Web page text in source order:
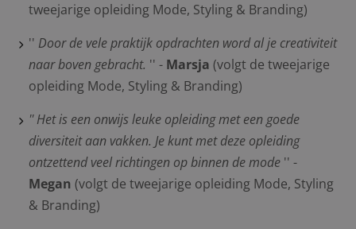
tweejarige opleiding Mode, Styling & Branding)
'' Door de vele praktijk opdrachten word al je creativiteit
naar boven gebracht. '' - Marsja (volgt de tweejarige
opleiding Mode, Styling & Branding)
'' Het is een onwijs leuke opleiding met een goede
diversiteit aan vakken. Je kunt met deze opleiding
ontzettend veel richtingen op binnen de mode'' -
Megan (volgt de tweejarige opleiding Mode, Styling
& Branding)